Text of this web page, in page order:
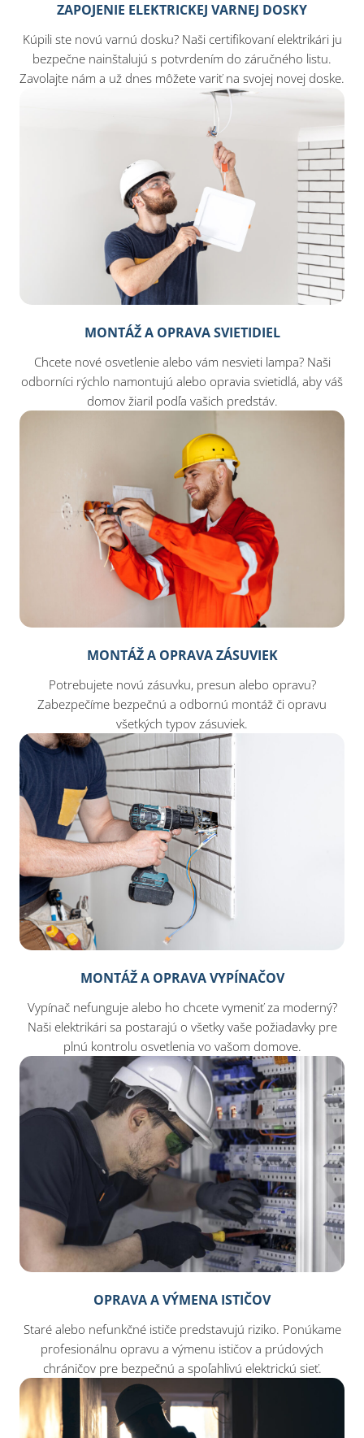
ZAPOJENIE ELEKTRICKEJ VARNEJ DOSKY
Kúpili ste novú varnú dosku? Naši certifikovaní elektrikári ju
bezpečne nainštalujú s potvrdením do záručného listu.
Zavolajte nám a už dnes môžete variť na svojej novej doske.
MONTÁŽ A OPRAVA SVIETIDIEL
Chcete nové osvetlenie alebo vám nesvieti lampa? Naši
odborníci rýchlo namontujú alebo opravia svietidlá, aby váš
domov žiaril podľa vašich predstáv.
MONTÁŽ A OPRAVA ZÁSUVIEK
Potrebujete novú zásuvku, presun alebo opravu?
Zabezpečíme bezpečnú a odbornú montáž či opravu
všetkých typov zásuviek.
MONTÁŽ A OPRAVA VYPÍNAČOV
Vypínač nefunguje alebo ho chcete vymeniť za moderný?
Naši elektrikári sa postarajú o všetky vaše požiadavky pre
plnú kontrolu osvetlenia vo vašom domove.
OPRAVA A VÝMENA ISTIČOV
Staré alebo nefunkčné ističe predstavujú riziko. Ponúkame
profesionálnu opravu a výmenu ističov a prúdových
chráničov pre bezpečnú a spoľahlivú elektrickú sieť.